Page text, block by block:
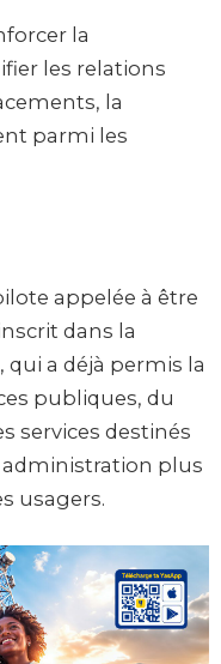
la
les relations
la
parmi les
appelée à être
dans la
a déjà permis la
publiques, du
services destinés
administration plus
usagers.